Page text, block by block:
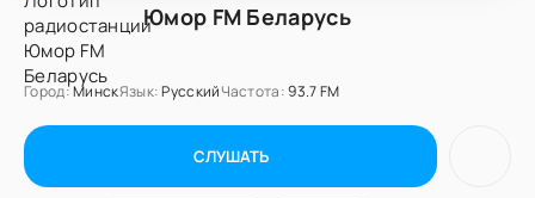
Юмор FM Беларусь
Город:МинскЯзык: РусскийЧастота:93.7 FM
СЛУШАТЬ